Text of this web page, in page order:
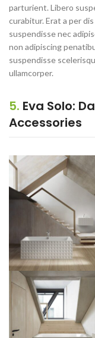
parturient. Libero
curabitur. Erat a per
suspendisse nec
non adipiscing
suspendisse
ullamcorper.
5. Eva Solo:
Accessories